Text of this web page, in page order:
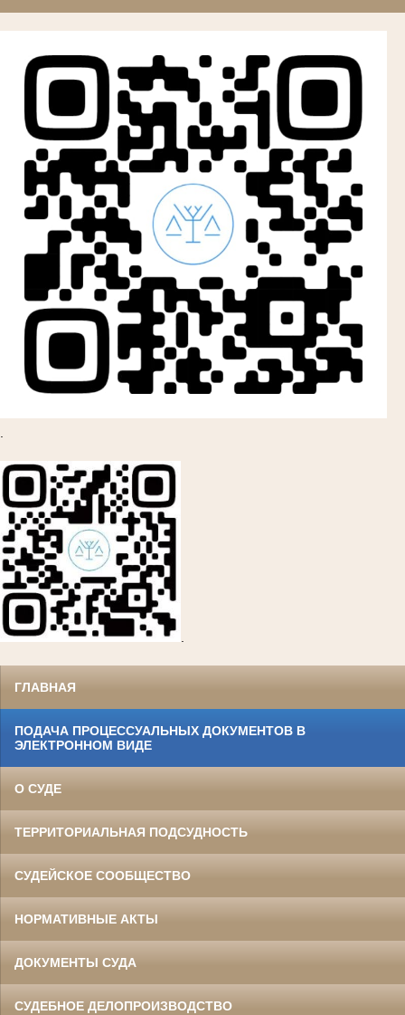
ГЛАВНАЯ
ПОДАЧА ПРОЦЕССУАЛЬНЫХ ДОКУМЕНТОВ В
ЭЛЕКТРОННОМ ВИДЕ
О СУДЕ
ТЕРРИТОРИАЛЬНАЯ ПОДСУДНОСТЬ
СУДЕЙСКОЕ СООБЩЕСТВО
НОРМАТИВНЫЕ АКТЫ
ДОКУМЕНТЫ СУДА
СУДЕБНОЕ ДЕЛОПРОИЗВОДСТВО